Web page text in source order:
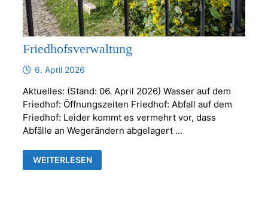
Friedhofsverwaltung
6. April 2026
Aktuelles: (Stand: 06. April 2026) Wasser auf dem
Friedhof: Öffnungszeiten Friedhof: Abfall auf dem
Friedhof: Leider kommt es vermehrt vor, dass
Abfälle an Wegerändern abgelagert …
FRIEDHOFSVERWALTUNG
WEITERLESEN